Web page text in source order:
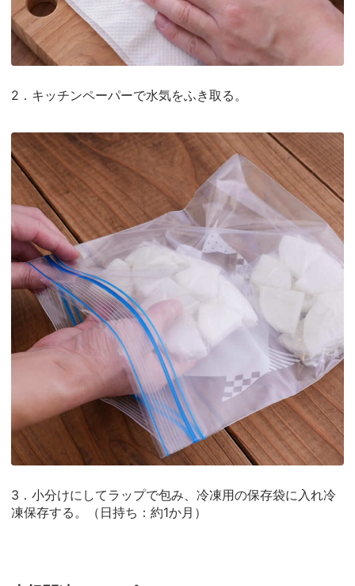
2．キッチンペーパーで水気をふき取る。
3．小分けにしてラップで包み、冷凍用の保存袋に入れ冷
凍保存する。（日持ち：約1か月）